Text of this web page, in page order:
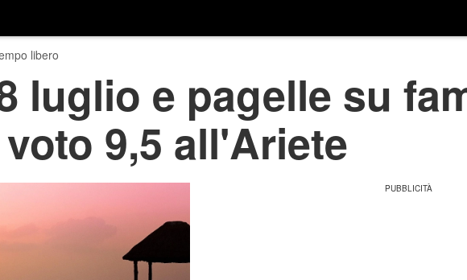
libero
luglio e pagelle su
9,5 all'Ariete